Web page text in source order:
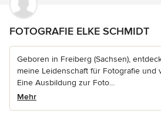
FOTOGRAFIE ELKE SCHMIDT
Geboren in Freiberg (Sachsen),
meine Leidenschaft für Fotografie und
Eine Ausbildung zur Foto...
Mehr